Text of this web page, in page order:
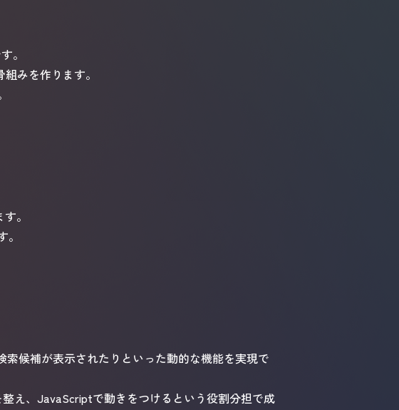
。
みを作ります。
。
候補が表示されたりといった動的な機能を実現で
え、JavaScriptで動きをつけるという役割分担で成